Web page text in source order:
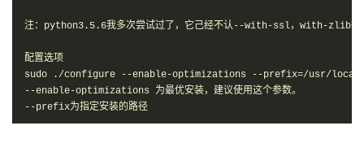
注：python3.5.6我多次尝试过了，它己经不认--with-ssl，with-zlib等选
配置选项
sudo ./configure --enable-optimizations --prefix=/usr/
--enable-optimizations 为最优安装，建议使用这个参数。
--prefix为指定安装的路径